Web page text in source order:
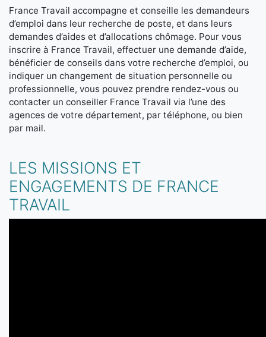
France Travail accompagne et conseille les demandeurs
d’emploi dans leur recherche de poste, et dans leurs
demandes d’aides et d’allocations chômage. Pour vous
inscrire à France Travail, effectuer une demande d’aide,
bénéficier de conseils dans votre recherche d’emploi, ou
indiquer un changement de situation personnelle ou
professionnelle, vous pouvez prendre rendez-vous ou
contacter un conseiller France Travail via l’une des
agences de votre département, par téléphone, ou bien
par mail.
LES MISSIONS ET
ENGAGEMENTS DE FRANCE
TRAVAIL